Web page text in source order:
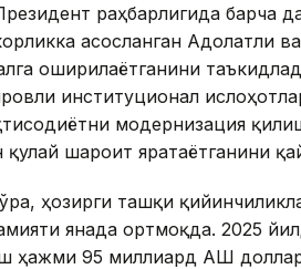
раҳбарлигида барча
асосланган Адолатли
оширилаётганини
институционал
модернизация
қулай шароит яратаётганини
ҳозирги ташқи
янада ортмоқда. 2025
ҳажми 95 миллиард АҚШ